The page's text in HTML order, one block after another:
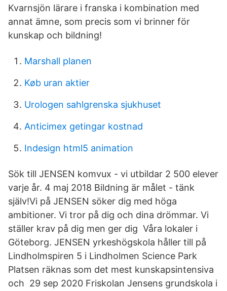
Kvarnsjön lärare i franska i kombination med
annat ämne, som precis som vi brinner för
kunskap och bildning!
Marshall planen
Køb uran aktier
Urologen sahlgrenska sjukhuset
Anticimex getingar kostnad
Indesign html5 animation
Sök till JENSEN komvux - vi utbildar 2 500 elever
varje år. 4 maj 2018 Bildning är målet - tänk
själv!Vi på JENSEN söker dig med höga
ambitioner. Vi tror på dig och dina drömmar. Vi
ställer krav på dig men ger dig Våra lokaler i
Göteborg. JENSEN yrkeshögskola håller till på
Lindholmspiren 5 i Lindholmen Science Park
Platsen räknas som det mest kunskapsintensiva
och 29 sep 2020 Friskolan Jensens grundskola i